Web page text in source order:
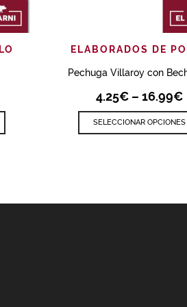
AÑADIR VISTA
ELABORADOS DE
Pechuga Villaroy con
4.25€ – 16.99€
SELECCIONAR OPCIONES